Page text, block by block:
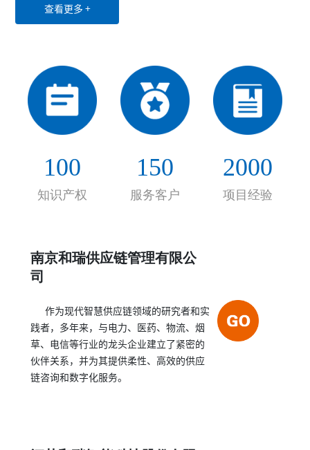
业互联网三大领域，致力于为世界各地用户提供创
经验以及高效优质的售后服务，公司业务已覆盖全
国20余个省份和直辖市，并与电力、医药、水务、
第三方物流等行业的众多龙头企业建立了长期稳定
绩效提高。
查看更多 +
100
知识产权
150
服务客户
2000
项目经验
南京和瑞供应链管理有限公
司
作为现代智慧供应链领域的研究者和实
践者，多年来，与电力、医药、物流、烟
草、电信等行业的龙头企业建立了紧密的
伙伴关系，并为其提供柔性、高效的供应
链咨询和数字化服务。